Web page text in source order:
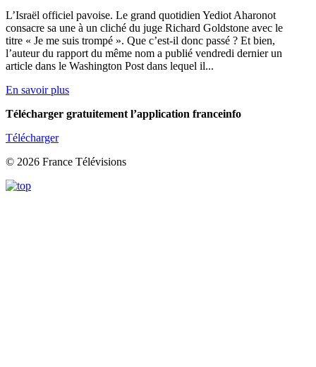
L’Israël officiel pavoise. Le grand quotidien Yediot Aharonot
consacre sa une à un cliché du juge Richard Goldstone avec le
titre « Je me suis trompé ». Que c’est-il donc passé ? Et bien,
l’auteur du rapport du même nom a publié vendredi dernier un
article dans le Washington Post dans lequel il...
En savoir plus
Télécharger gratuitement l’application franceinfo
Télécharger
© 2026 France Télévisions